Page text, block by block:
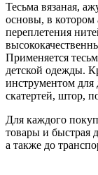
Тесьма вязаная,
основы, в котором
переплетения
Применяется
детской одежды.
инструментом для
скатертей, штор,
Для каждого
товары и быстрая
а также до